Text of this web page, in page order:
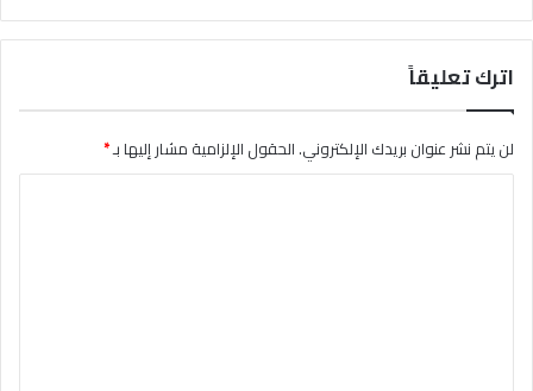
ي
و
ر
ة
اترك تعليقاً
لن يتم نشر عنوان بريدك الإلكتروني.الحقول الإلزامية مشار إليها بـ*